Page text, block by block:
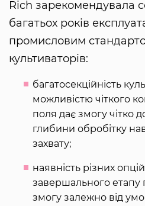
Rich зарекомендувала
багатьох років
промисловим
культиваторів:
багатосекційність
можливістю чіткого
поля дає змогу чітко
глибини обробітку
захвату;
наявність різних
завершального етапу
змогу залежно від